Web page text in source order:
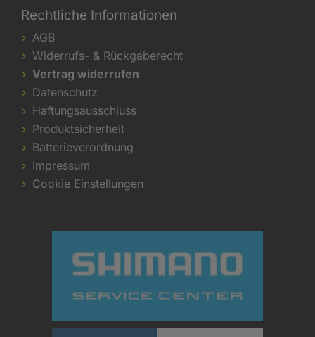
Rechtliche Informationen
AGB
Widerrufs- & Rückgaberecht
Vertrag widerrufen
Datenschutz
Haftungsausschluss
Produktsicherheit
Batterieverordnung
Impressum
Cookie Einstellungen